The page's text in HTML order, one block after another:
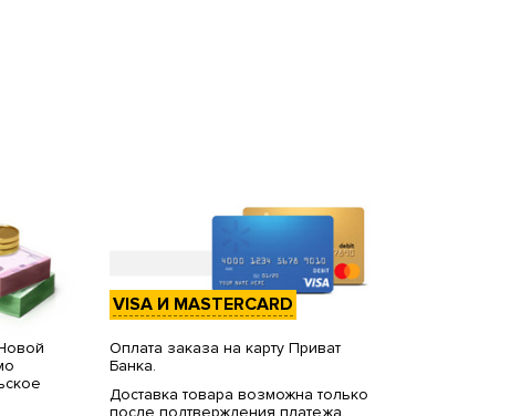
VISA И MASTERCARD
Оплата заказа на карту Приват
Банка.
Доставка товара возможна только